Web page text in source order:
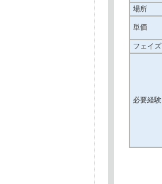
場所
単価
フェイズ
必要経験